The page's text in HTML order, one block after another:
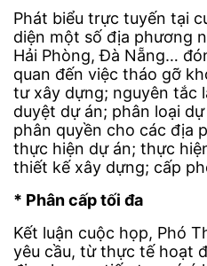
Phát biểu trực tuyến tại
diện một số địa phương
Hải Phòng, Đà Nẵng…
quan đến việc tháo gỡ
tư xây dựng; nguyên tắc
duyệt dự án; phân loại
phân quyền cho các địa
thực hiện dự án; thực
thiết kế xây dựng; cấp
* Phân cấp tối đa
Kết luận cuộc họp, Phó
yêu cầu, từ thực tế hoạt